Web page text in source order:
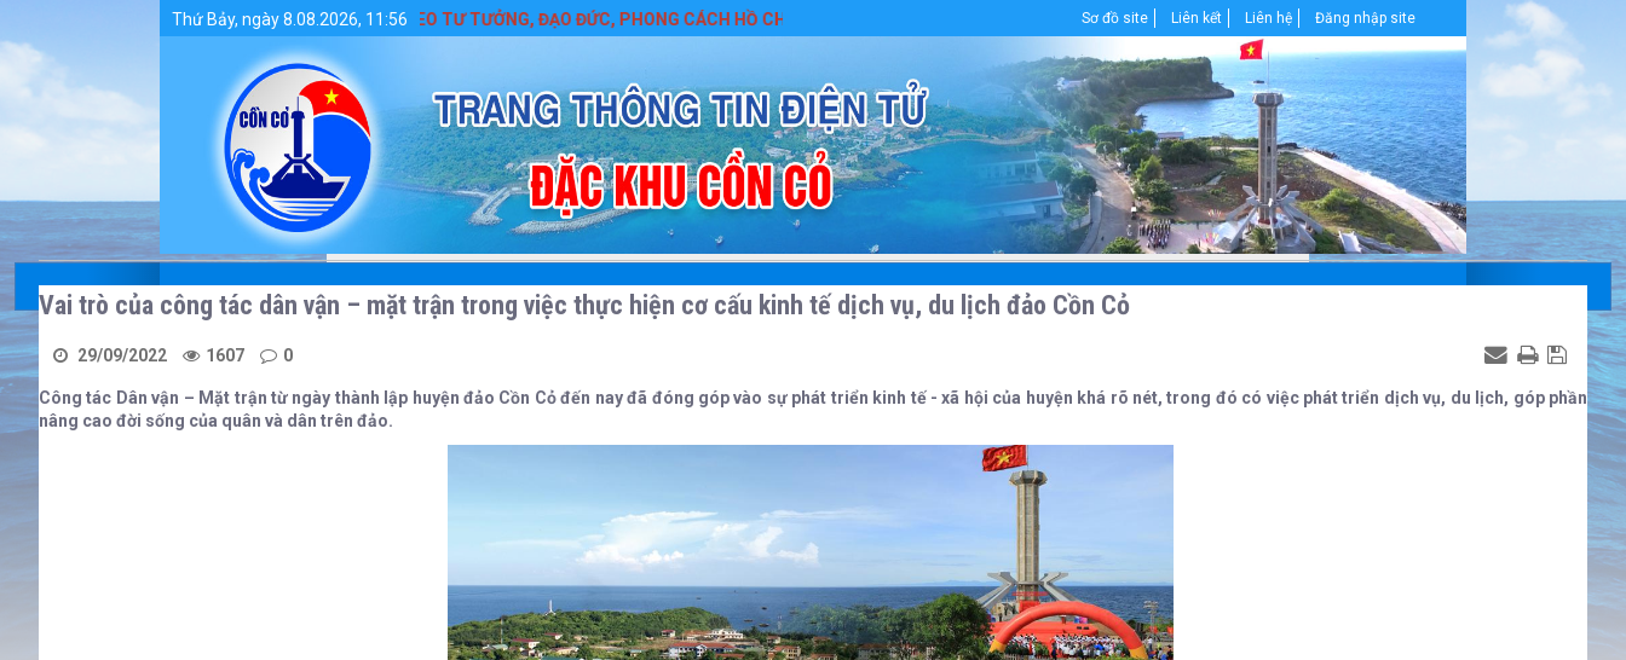
Chi tiết tin tức - Huyện Cồn Cỏ
Thứ Bảy, ngày 8.08.2026, 11:56
ĐẨY MẠNH HỌC TẬP VÀ LÀM THEO TƯ TƯỞNG, ĐẠO ĐỨC, PHONG CÁCH HỒ CHÍ MINH Sơ đồ site Liên kết Liên hệ Đăng nhập site
Vai trò của công tác dân vận – mặt trận trong việc thực hiện cơ cấu kinh tế dịch vụ, du lịch đảo Cồn Cỏ
29/09/2022 1607 0
Công tác Dân vận – Mặt trận từ ngày thành lập huyện đảo Cồn Cỏ đến nay đã đóng góp vào sự phát triển kinh tế - xã hội của huyện khá rõ nét, trong đó có việc phát triển dịch vụ, du lịch, góp phần
nâng cao đời sống của quân và dân trên đảo.